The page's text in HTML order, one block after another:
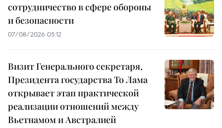
сотрудничество в сфере обороны
и безопасности
07/08/2026 05:12
Визит Генерального секретаря,
Президента государства То Лама
открывает этап практической
реализации отношений между
Вьетнамом и Австралией